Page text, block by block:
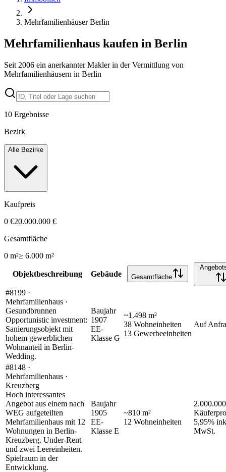
Mehrfamilienhäuser Berlin
Mehrfamilienhaus kaufen in Berlin
Seit 2006 ein anerkannter Makler in der Vermittlung von
Mehrfamilienhäusern in Berlin
10 Ergebnisse
Bezirk
Alle Bezirke
Kaufpreis
0 €20.000.000 €
Gesamtfläche
0 m²≥ 6.000 m²
Objektbeschreibung Gebäude Gesamtfläche
#8199 ·
Mehrfamilienhaus ·
Gesundbrunnen
Opportunistic investment:
Sanierungsobjekt mit
hohem gewerblichen
Wohnanteil in Berlin-
Wedding.
Baujahr
1907
EE-
Klasse G
~1.498 m²
38 Wohneinheiten
13 Gewerbeeinheiten
Auf
#8148 ·
Mehrfamilienhaus ·
Kreuzberg
Hoch interessantes
Angebot aus einem nach
WEG aufgeteilten
Mehrfamilienhaus mit 12
Wohnungen in Berlin-
Kreuzberg. Under-Rent
und zwei Leereinheiten.
Spielraum in der
Entwicklung.
Baujahr
1905
EE-
Klasse E
~810 m²
12 Wohneinheiten
5,95%
MwSt.